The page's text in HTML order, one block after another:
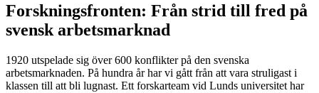
Forskningsfronten: Från strid till fred på
svensk arbetsmarknad
1920 utspelade sig över 600 konflikter på den svenska
arbetsmarknaden. På hundra år har vi gått från att vara struligast i
klassen till att bli lugnast. Ett forskarteam vid Lunds universitet har